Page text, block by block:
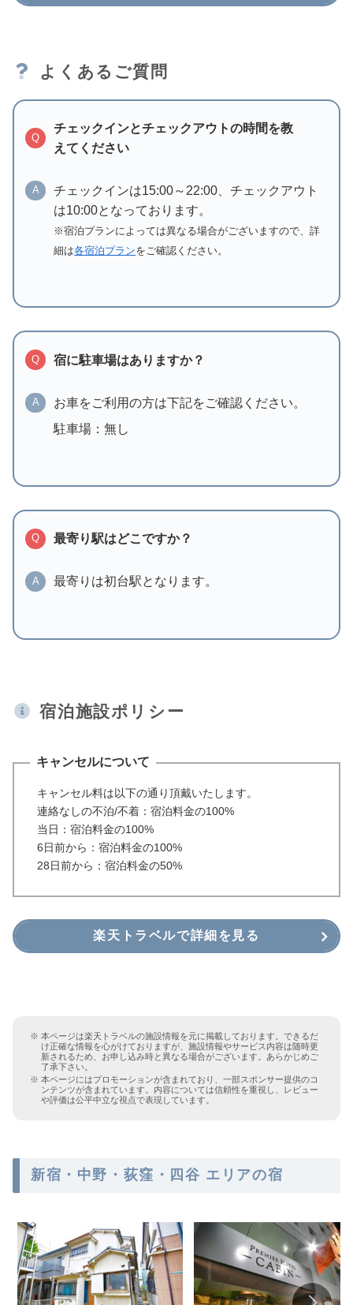
よくあるご質問
Q
チェックインとチェックアウトの時間を教
えてください
A
チェックインは15:00～22:00、チェックアウト
は10:00となっております。
※宿泊プランによっては異なる場合がございますので、詳
細は各宿泊プランをご確認ください。
Q 宿に駐車場はありますか？
A
お車をご利用の方は下記をご確認ください。
駐車場：無し
Q 最寄り駅はどこですか？
A 最寄りは初台駅となります。
宿泊施設ポリシー
キャンセルについて
キャンセル料は以下の通り頂戴いたします。
連絡なしの不泊/不着：宿泊料金の100%
当日：宿泊料金の100%
6日前から：宿泊料金の100%
28日前から：宿泊料金の50%
楽天トラベルで詳細を見る
本ページは楽天トラベルの施設情報を元に掲載しております。できるだ
け正確な情報を心がけておりますが、施設情報やサービス内容は随時更
新されるため、お申し込み時と異なる場合がございます。あらかじめご
了承下さい。
本ページにはプロモーションが含まれており、一部スポンサー提供のコ
ンテンツが含まれています。内容については信頼性を重視し、レビュー
や評価は公平中立な視点で表現しています。
新宿・中野・荻窪・四谷 エリアの宿